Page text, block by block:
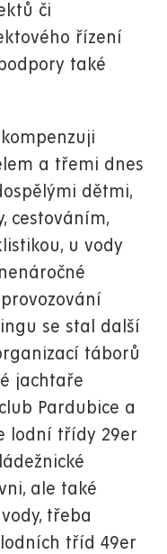
či
řízení
také
a třemi dnes
dětmi,
cestováním,
u vody
se stal další
táborů
jachtaře
Pardubice a
lodní třídy 29er
ale také
třeba
tříd 49er